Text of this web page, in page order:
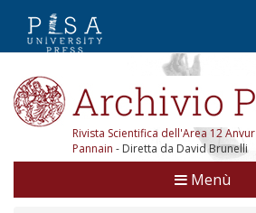
Rivista Scientifica dell'Area 12 Anvur
Pannain - Diretta da David Brunelli
Menù